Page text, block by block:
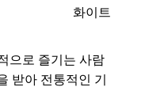
화이트
으로 즐기는 사람
받아 전통적인 기